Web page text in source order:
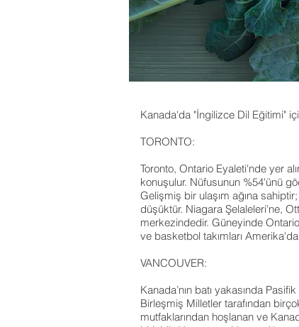
Kanada'da "İngilizce Dil Eğitimi"
TORONTO:
Toronto, Ontario Eyaleti'nde yer
konuşulur. Nüfusunun %54'ünü
Gelişmiş bir ulaşım ağına
düşüktür. Niagara Şelaleleri'ne,
merkezindedir. Güneyinde
ve basketbol takımları
VANCOUVER:
Kanada’nın batı yakasında
Birleşmiş Milletler tarafından
mutfaklarından hoşlanan ve